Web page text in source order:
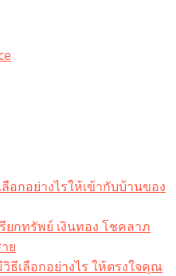
อกอย่างไรให้เข้ากับบ้านของ
ยกทรัพย์ เงินทอง โชคลาภ
ย
ธีเลือกอย่างไร ให้ตรงใจคุณ